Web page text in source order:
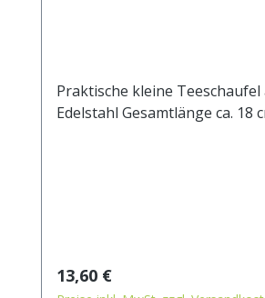
Praktische kleine Teeschaufel
Edelstahl Gesamtlänge ca. 18
Regulärer Preis:
13,60 €